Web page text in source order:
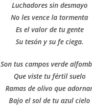
Luchadores sin desmayo
No les vence la tormenta
Es el valor de tu gente
Su tesón y su fe ciega.
Son tus campos verde
Que viste tu fértil suelo
Ramas de olivo que
Bajo el sol de tu azul cielo